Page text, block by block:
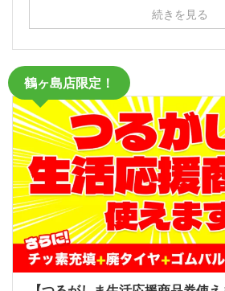
続きを見る
鶴ヶ島店限定！